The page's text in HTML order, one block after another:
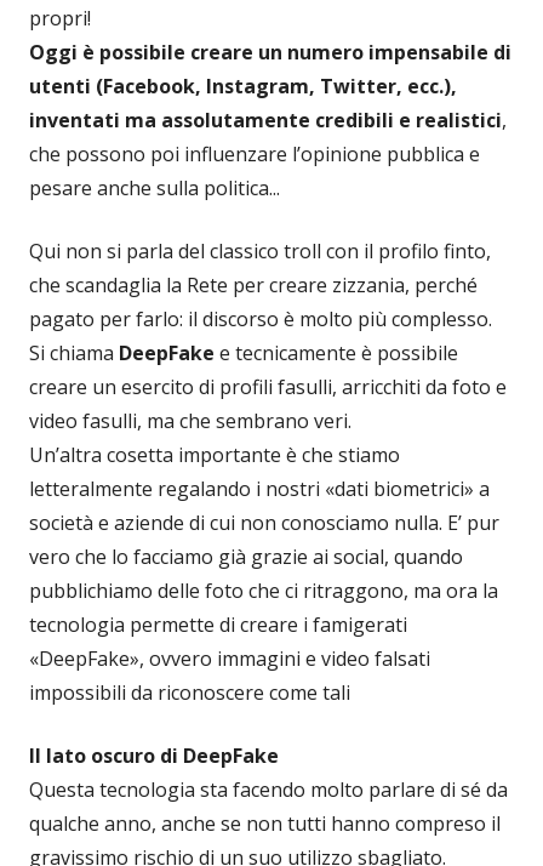
propri!
Oggi è possibile creare un numero impensabile di
utenti (Facebook, Instagram, Twitter, ecc.),
inventati ma assolutamente credibili e realistici,
che possono poi influenzare l’opinione pubblica e
pesare anche sulla politica...
Qui non si parla del classico troll con il profilo finto,
che scandaglia la Rete per creare zizzania, perché
pagato per farlo: il discorso è molto più complesso.
Si chiama DeepFake e tecnicamente è possibile
creare un esercito di profili fasulli, arricchiti da foto e
video fasulli, ma che sembrano veri.
Un’altra cosetta importante è che stiamo
letteralmente regalando i nostri «dati biometrici» a
società e aziende di cui non conosciamo nulla. E’ pur
vero che lo facciamo già grazie ai social, quando
pubblichiamo delle foto che ci ritraggono, ma ora la
tecnologia permette di creare i famigerati
«DeepFake», ovvero immagini e video falsati
impossibili da riconoscere come tali
Il lato oscuro di DeepFake
Questa tecnologia sta facendo molto parlare di sé da
qualche anno, anche se non tutti hanno compreso il
gravissimo rischio di un suo utilizzo sbagliato.